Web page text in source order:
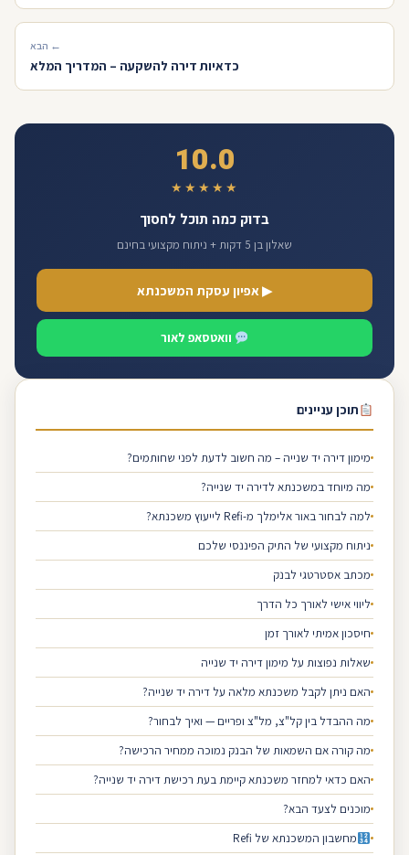
← הבא
כדאיות דירה להשקעה – המדריך המלא
10.0
★★★★★
בדוק כמה תוכל לחסוך
שאלון בן 5 דקות + ניתוח מקצועי בחינם
▶ אפיון עסקת המשכנתא
וואטסאפ לאור
תוכן עניינים
מימון דירה יד שנייה – מה חשוב לדעת לפני שחותמים?
מה מיוחד במשכנתא לדירה יד שנייה?
למה לבחור באור אלימלך מ-Refi לייעוץ משכנתא?
ניתוח מקצועי של התיק הפיננסי שלכם
מכתב אסטרטגי לבנק
ליווי אישי לאורך כל הדרך
חיסכון אמיתי לאורך זמן
שאלות נפוצות על מימון דירה יד שנייה
האם ניתן לקבל משכנתא מלאה על דירה יד שנייה?
מה ההבדל בין קל"צ, מל"צ ופריים — ואיך לבחור?
מה קורה אם השמאות של הבנק נמוכה ממחיר הרכישה?
האם כדאי למחזר משכנתא קיימת בעת רכישת דירה יד שנייה?
מוכנים לצעד הבא?
מחשבון המשכנתא של Refi